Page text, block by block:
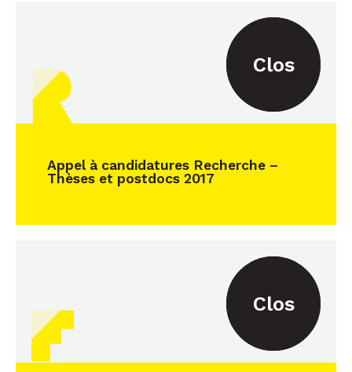
Clos
Appel à candidatures Recherche –
Thèses et postdocs 2017
Clos